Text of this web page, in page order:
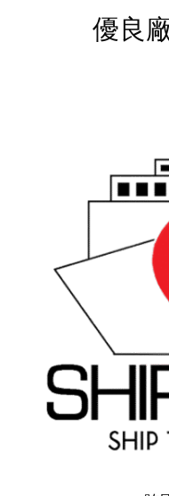
優良